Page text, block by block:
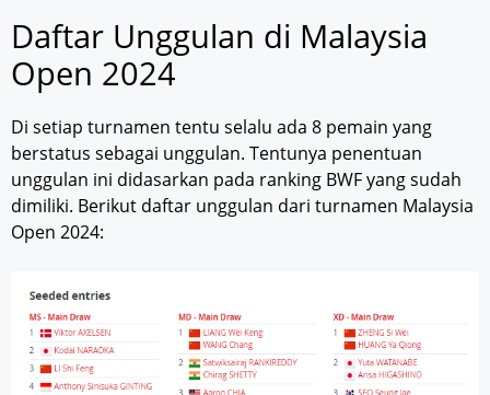
Daftar Unggulan di Malaysia
Open 2024
Di setiap turnamen tentu selalu ada 8 pemain yang
berstatus sebagai unggulan. Tentunya penentuan
unggulan ini didasarkan pada ranking BWF yang sudah
dimiliki. Berikut daftar unggulan dari turnamen Malaysia
Open 2024: